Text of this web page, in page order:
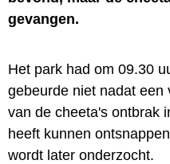
gevangen.
Het park had om 09.30
gebeurde niet nadat een
van de cheeta's ontbrak
heeft kunnen
wordt later onderzocht.